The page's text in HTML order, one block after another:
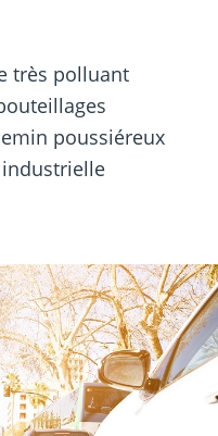
très polluant
poussiéreux
industrielle